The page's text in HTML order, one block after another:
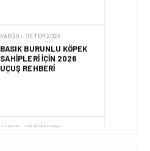
BASIK BURUNLU KÖPEK
SAHIPLERI IÇIN 2026
UÇUŞ REHBERI
BANGLADEŞ HAVA KARGO